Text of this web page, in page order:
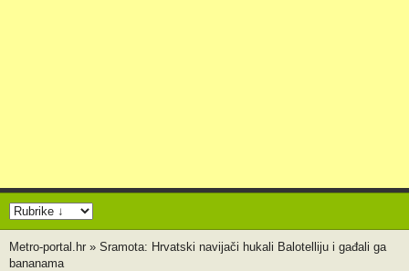
Metro-portal.hr » Sramota: Hrvatski navijači hukali Balotelliju i gađali ga
bananama